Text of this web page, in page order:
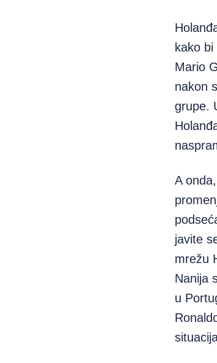
kako
Mario
nakon
grupe.
A
javite
mrežu
Nanija
u